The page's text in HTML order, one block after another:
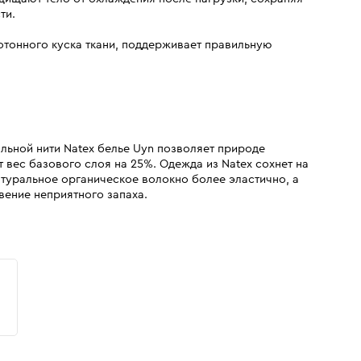
куска ткани, поддерживает правильную
нити Natex белье Uyn позволяет природе
базового слоя на 25%. Одежда из Natex сохнет на
органическое волокно более эластично, а
неприятного запаха.